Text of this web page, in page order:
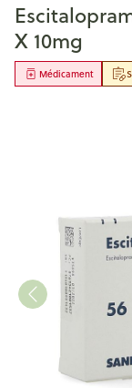
X 10mg
Médicament